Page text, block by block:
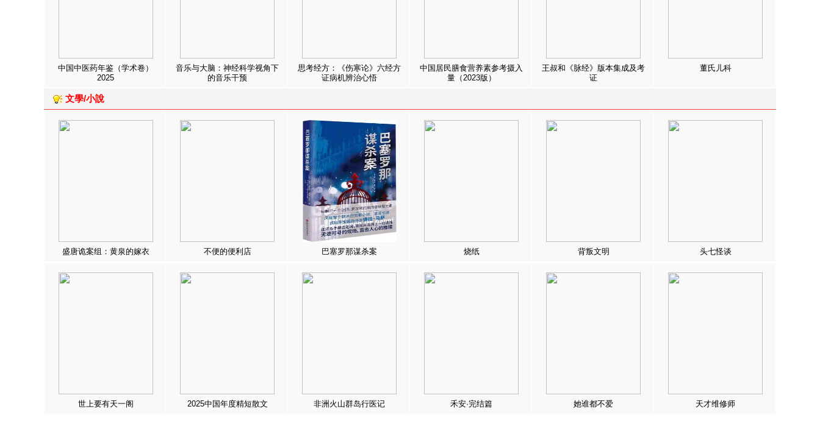
中国中医药年鉴（学术卷）
2025
音乐与大脑：神经科学视角下
的音乐干预
思考经方：《伤寒论》六经方
证病机辨治心悟
中国居民膳食营养素参考摄入
量（2023版）
王叔和《脉经》版本集成及考
证
董氏儿科
文學/小說
盛唐诡案组：黄泉的嫁衣 不便的便利店 巴塞罗那谋杀案 烧纸 背叛文明 头七怪谈
世上要有天一阁 2025中国年度精短散文 非洲火山群岛行医记 禾安·完结篇 她谁都不爱 天才维修师